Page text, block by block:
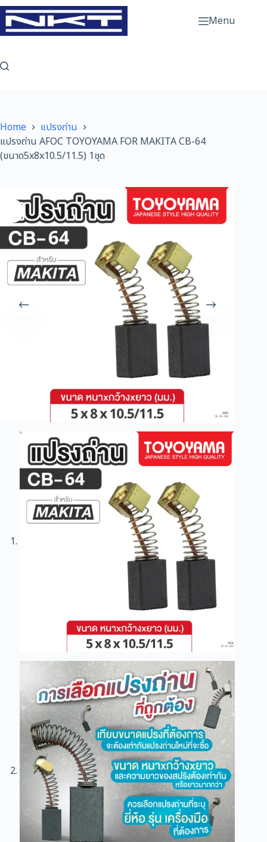
Skip
to
content
Menu
Home
แปรงถ่าน
แปรงถ่าน AFOC TOYOYAMA FOR MAKITA CB-64
(ขนาด5x8x10.5/11.5) 1ชุด